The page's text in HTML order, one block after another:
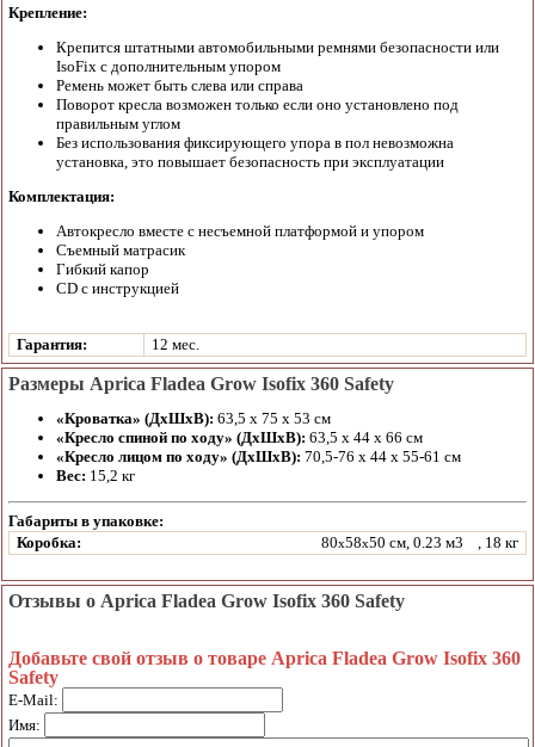
Крепление:
Крепится штатными автомобильными ремнями безопасности или
IsoFix с дополнительным упором
Ремень может быть слева или справа
Поворот кресла возможен только если оно установлено под
правильным углом
Без использования фиксирующего упора в пол невозможна
установка, это повышает безопасность при эксплуатации
Комплектация:
Автокресло вместе с несъемной платформой и упором
Съемный матрасик
Гибкий капор
CD с инструкцией
Гарантия: 12 мес.
Размеры Aprica Fladea Grow Isofix 360 Safety
«Кроватка» (ДхШхВ): 63,5 х 75 х 53 см
«Кресло спиной по ходу» (ДхШхВ): 63,5 х 44 х 66 см
«Кресло лицом по ходу» (ДхШхВ): 70,5-76 х 44 х 55-61 см
Вес: 15,2 кг
Габариты в упаковке:
Коробка:
80x58x50 см, 0.23 м3 , 18 кг
Отзывы о Aprica Fladea Grow Isofix 360 Safety
Добавьте свой отзыв о товаре Aprica Fladea Grow Isofix 360
Safety
E-Mail:
Имя: